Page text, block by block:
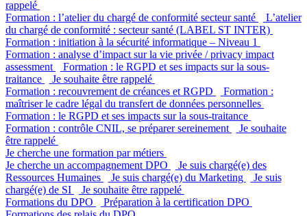
rappelé
Formation : l’atelier du chargé de conformité secteur santé
L’atelier
du chargé de conformité : secteur santé (LABEL ST INTER)
Formation : initiation à la sécurité informatique – Niveau 1
Formation : analyse d’impact sur la vie privée / privacy impact
assessment
Formation : le RGPD et ses impacts sur la sous-
traitance
Je souhaite être rappelé
Formation : recouvrement de créances et RGPD
Formation :
maîtriser le cadre légal du transfert de données personnelles
Formation : le RGPD et ses impacts sur la sous-traitance
Formation : contrôle CNIL, se préparer sereinement
Je souhaite
être rappelé
Je cherche une formation par métiers
Je cherche un accompagnement DPO
Je suis chargé(e) des
Ressources Humaines
Je suis chargé(e) du Marketing
Je suis
chargé(e) de SI
Je souhaite être rappelé
Formations du DPO
Préparation à la certification DPO